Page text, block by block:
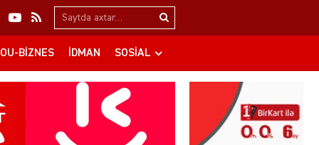
Search…
BIZNES İDMAN SOSIAL